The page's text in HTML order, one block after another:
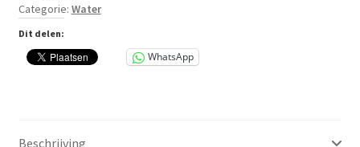
Rainsaver
regentonnen
aantal
Categorie: Water
Dit delen:
WhatsApp
Beschrijving